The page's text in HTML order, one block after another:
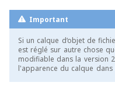
Important
Si un calque d‘objet de
est réglé sur autre chose
modifiable dans la version
l'apparence du calque dans